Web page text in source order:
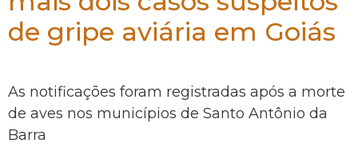
de gripe aviária em Goiás
As notificações foram registradas após a morte
de aves nos municípios de Santo Antônio da
Barra